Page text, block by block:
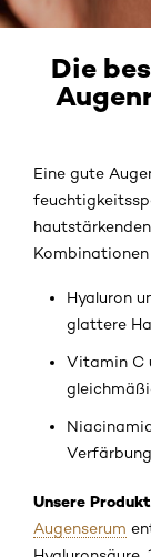
Die
Eine gute
Hyaluron
glattere
Vitamin C
Unsere
Augenserum